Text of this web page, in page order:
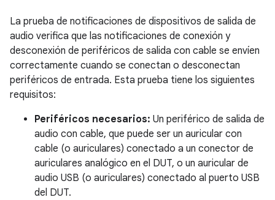
La prueba de notificaciones de dispositivos de salida de
audio verifica que las notificaciones de conexión y
desconexión de periféricos de salida con cable se envíen
correctamente cuando se conectan o desconectan
periféricos de entrada. Esta prueba tiene los siguientes
requisitos:
Periféricos necesarios: Un periférico de salida de
audio con cable, que puede ser un auricular con
cable (o auriculares) conectado a un conector de
auriculares analógico en el DUT, o un auricular de
audio USB (o auriculares) conectado al puerto USB
del DUT.